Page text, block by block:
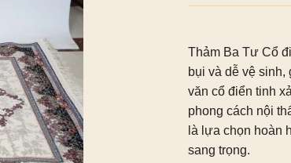
Thảm Ba Tư Cổ
bụi và dễ vệ
văn cổ điển tinh
phong cách nội
là lựa chọn hoàn
sang trọng.